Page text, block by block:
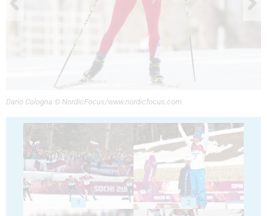
Dario Cologna © NordicFocus/www.nordicfocus.com
1 2